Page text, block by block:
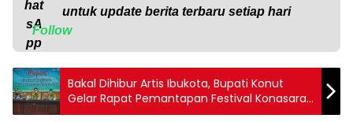
untuk update berita terbaru setiap hari
Follow
Bakal Dihibur Artis Ibukota, Bupati Konut
Gelar Rapat Pemantapan Festival Konasara
HUT ke-19